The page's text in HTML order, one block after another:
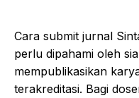
Cara submit jurnal
perlu dipahami oleh
mempublikasikan
terakreditasi. Bagi